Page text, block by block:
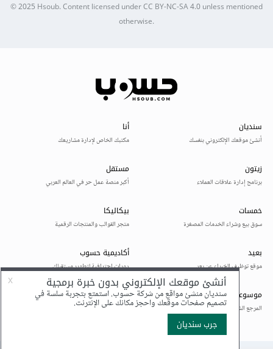
© 2025Hsoub.Content licensed underCC BY-NC-SA 4.0unless mentioned
otherwise.